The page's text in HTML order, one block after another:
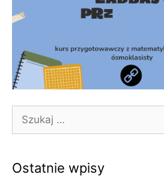
Ostatnie wpisy